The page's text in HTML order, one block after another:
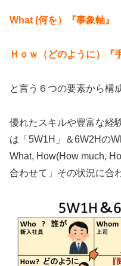
What (何を）『事象軸』
Ｈｏｗ（どのように）『
と言う６つの要素から構
優れたスキルや豊富な経
は「5W1H」＆6W2Hの
What, How(How much,
合わせて」その状況に合